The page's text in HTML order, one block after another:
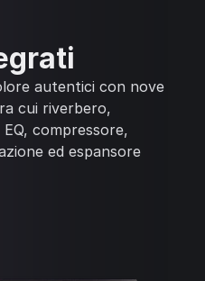
autentici con nove
cui riverbero,
compressore,
ed espansore